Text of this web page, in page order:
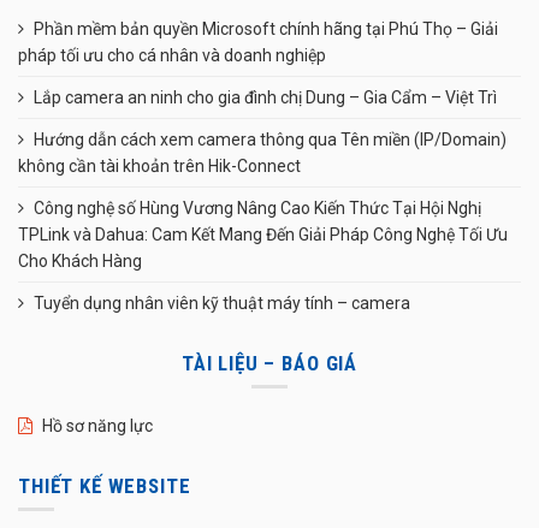
Phần mềm bản quyền Microsoft chính hãng tại Phú Thọ – Giải
pháp tối ưu cho cá nhân và doanh nghiệp
Lắp camera an ninh cho gia đình chị Dung – Gia Cẩm – Việt Trì
Hướng dẫn cách xem camera thông qua Tên miền (IP/Domain)
không cần tài khoản trên Hik-Connect
Công nghệ số Hùng Vương Nâng Cao Kiến Thức Tại Hội Nghị
TPLink và Dahua: Cam Kết Mang Đến Giải Pháp Công Nghệ Tối Ưu
Cho Khách Hàng
Tuyển dụng nhân viên kỹ thuật máy tính – camera
TÀI LIỆU – BÁO GIÁ
Hồ sơ năng lực
THIẾT KẾ WEBSITE